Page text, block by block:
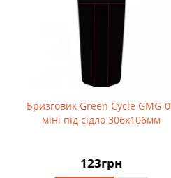
Cycle GMG-06
306х106мм
Комплект